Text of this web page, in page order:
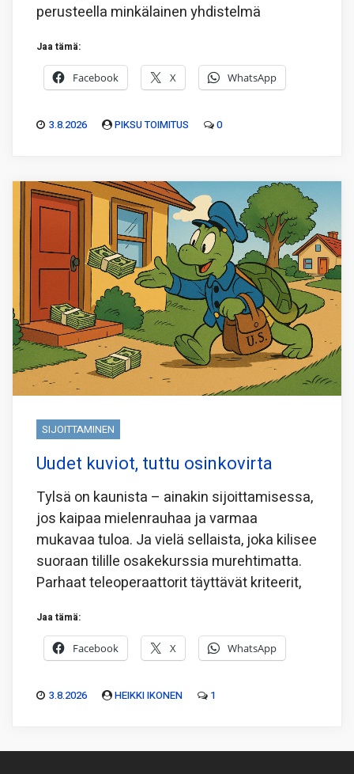
perusteella minkälainen yhdistelmä
Jaa tämä:
Facebook X WhatsApp
3.8.2026 PIKSU TOIMITUS 0
SIJOITTAMINEN
Uudet kuviot, tuttu osinkovirta
Tylsä on kaunista – ainakin sijoittamisessa,
jos kaipaa mielenrauhaa ja varmaa
mukavaa tuloa. Ja vielä sellaista, joka kilisee
suoraan tilille osakekurssia murehtimatta.
Parhaat teleoperaattorit täyttävät kriteerit,
Jaa tämä:
Facebook X WhatsApp
3.8.2026 HEIKKI IKONEN 1